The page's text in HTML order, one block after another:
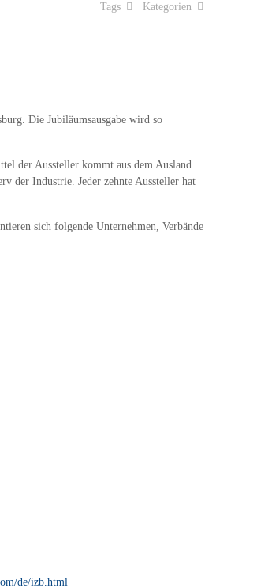
Kategorien
Tags
Die Jubiläumsausgabe wird so
der Aussteller kommt aus dem Ausland.
der Industrie. Jeder zehnte Aussteller hat
sich folgende Unternehmen, Verbände
de/izb.html